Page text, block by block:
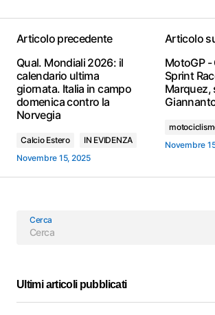
Articolo precedente
Qual. Mondiali 2026: il
calendario ultima
giornata. Italia in campo
domenica contro la
Norvegia
Calcio Estero
IN EVIDENZA
Novembre 15, 2025
Articolo
MotoGP -
Sprint
Marquez,
Novembre
Cerca
Ultimi articoli pubblicati